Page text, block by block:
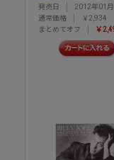
発売日
2012年01
通常価格
￥2,934
まとめてオフ
￥